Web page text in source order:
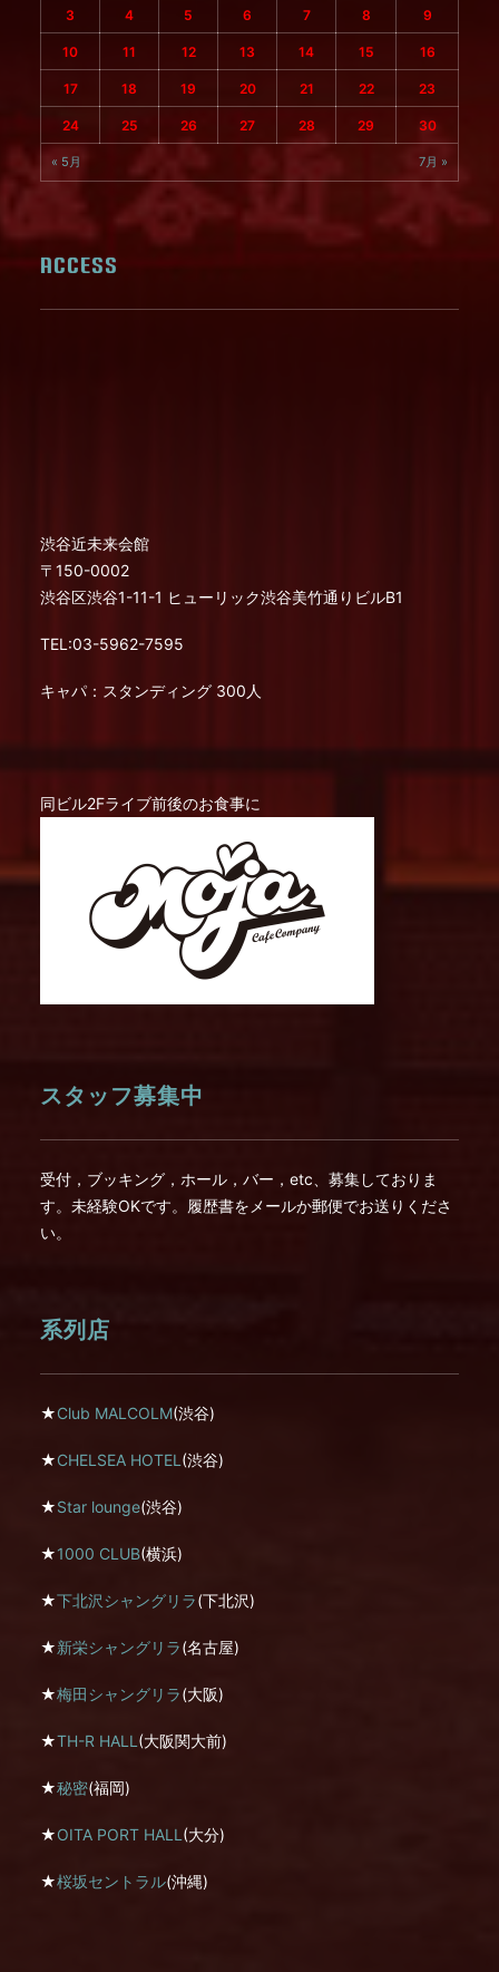
3 4 5 6 7 8 9
10 11 12 13 14 15 16
17 18 19 20 21 22 23
24 25 26 27 28 29 30
« 5月 7月 »
ACCESS
渋谷近未来会館
〒150-0002
渋谷区渋谷1-11-1 ヒューリック渋谷美竹通りビルB1
TEL:03-5962-7595
キャパ：スタンディング 300人
同ビル2Fライブ前後のお食事に
スタッフ募集中
受付，ブッキング，ホール，バー，etc、募集しておりま
す。未経験OKです。履歴書をメールか郵便でお送りくださ
い。
系列店
★Club MALCOLM(渋谷)
★CHELSEA HOTEL (渋谷)
★Star lounge(渋谷)
★1000 CLUB(横浜)
★下北沢シャングリラ(下北沢)
★新栄シャングリラ(名古屋)
★梅田シャングリラ(大阪)
★TH-R HALL (大阪関大前)
★秘密(福岡)
★OITA PORT HALL (大分)
★桜坂セントラル(沖縄)